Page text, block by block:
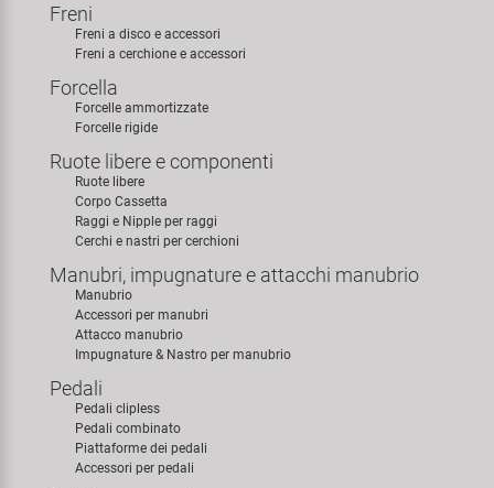
Seggiolini Bambini e Divertimento
Specchietti
Trasporto e Parcheggio
Serie Sterzo
Telai
Samox
Smart
SRAM/RockShox
Super B
Freni
Freni a disco e accessori
Freni a cerchione e accessori
Forcella
Forcelle ammortizzate
Forcelle rigide
Ruote libere e componenti
Ruote libere
Corpo Cassetta
Raggi e Nipple per raggi
Cerchi e nastri per cerchioni
Manubri, impugnature e attacchi manubrio
Manubrio
Accessori per manubri
Attacco manubrio
Impugnature & Nastro per manubrio
Pedali
Pedali clipless
Pedali combinato
Piattaforme dei pedali
Accessori per pedali